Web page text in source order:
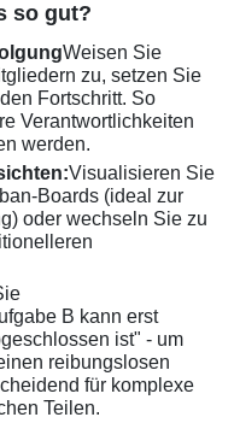
so gut?
Weisen Sie
zu, setzen Sie
Fortschritt. So
Verantwortlichkeiten
werden.
Visualisieren Sie
Boards (ideal zur
oder wechseln Sie zu
B kann erst
ist" - um
reibungslosen
für komplexe
Teilen.